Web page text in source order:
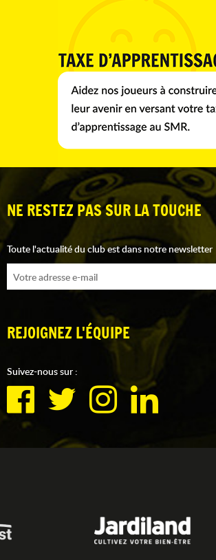
NE RESTEZ PAS SUR LA TOUCHE
Toute l'actualité du club est dans notre newsletter
REJOIGNEZ L'ÉQUIPE
Suivez-nous sur :